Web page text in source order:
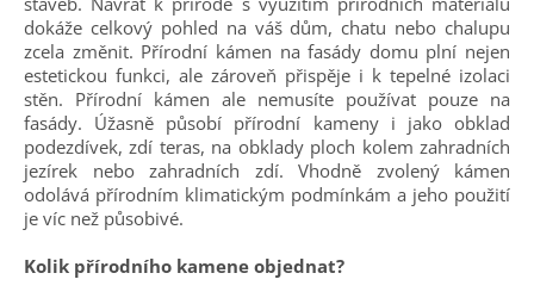
dokáže celkový pohled na váš dům, chatu nebo chalupu
zcela změnit. Přírodní kámen na fasády domu plní nejen
estetickou funkci, ale zároveň přispěje i k tepelné izolaci
stěn. Přírodní kámen ale nemusíte používat pouze na
fasády. Úžasně působí přírodní kameny i jako obklad
podezdívek, zdí teras, na obklady ploch kolem zahradních
jezírek nebo zahradních zdí. Vhodně zvolený kámen
odolává přírodním klimatickým podmínkám a jeho použití
je víc než působivé.
Kolik přírodního kamene objednat?